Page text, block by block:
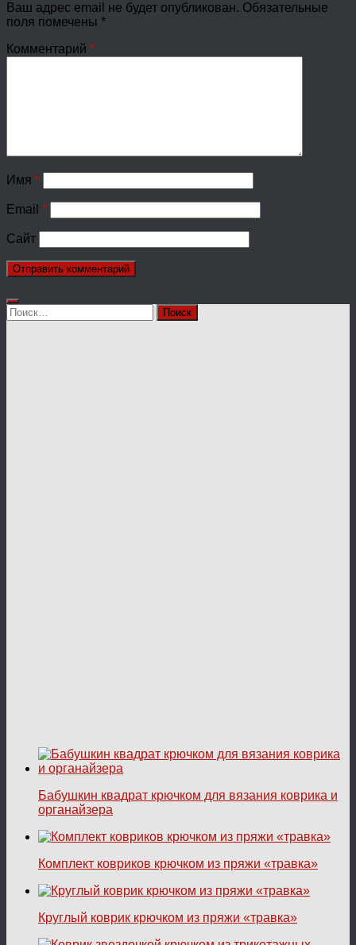
Ваш адрес email не будет опубликован. Обязательные
поля помечены *
Комментарий *
Имя *
Email *
Сайт
Найти:
Бабушкин квадрат крючком для вязания коврика и
органайзера
Комплект ковриков крючком из пряжи «травка»
Круглый коврик крючком из пряжи «травка»